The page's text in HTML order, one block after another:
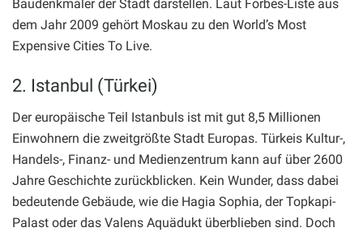
Baudenkmäler der Stadt darstellen. Laut Forbes-Liste aus
dem Jahr 2009 gehört Moskau zu den World’s Most
Expensive Cities To Live.
2. Istanbul (Türkei)
Der europäische Teil Istanbuls ist mit gut 8,5 Millionen
Einwohnern die zweitgrößte Stadt Europas. Türkeis Kultur-,
Handels-, Finanz- und Medienzentrum kann auf über 2600
Jahre Geschichte zurückblicken. Kein Wunder, dass dabei
bedeutende Gebäude, wie die Hagia Sophia, der Topkapi-
Palast oder das Valens Aquädukt überblieben sind. Doch